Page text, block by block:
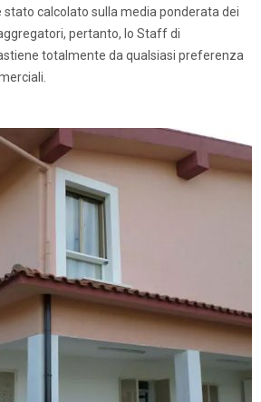
stato calcolato sulla media ponderata dei
pertanto, lo Staff di
totalmente da qualsiasi preferenza